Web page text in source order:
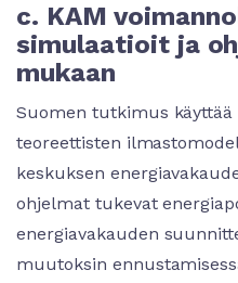
c. KAM
simulaatioit ja
mukaan
Suomen tutkimus käyttää
teoreettisten
keskuksen
ohjelmat tukevat
energiavakauden
muutoksin